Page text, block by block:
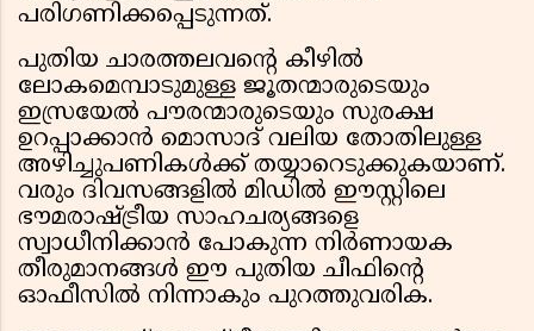
പരിഗണിക്കപ്പെടുന്നത്.
പുതിയ ചാരത്തലവന്റെ കീഴിൽ
ലോകമെമ്പാടുമുള്ള ജൂതന്മാരുടെയും
ഇസ്രയേൽ പൗരന്മാരുടെയും സുരക്ഷ
ഉറപ്പാക്കാൻ മൊസാദ് വലിയ തോതിലുള്ള
അഴിച്ചുപണികൾക്ക് തയ്യാറെടുക്കുകയാണ്.
വരും ദിവസങ്ങളിൽ മിഡിൽ ഈസ്റ്റിലെ
ഭൗമരാഷ്ട്രീയ സാഹചര്യങ്ങളെ
സ്വാധീനിക്കാൻ പോകുന്ന നിർണായക
തീരുമാനങ്ങൾ ഈ പുതിയ ചീഫിന്റെ
ഓഫീസിൽ നിന്നാകും പുറത്തുവരിക.